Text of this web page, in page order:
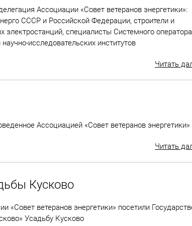
Ассоциации «Совет ветеранов энергетики»:
СССР и Российской Федерации, строители и
электростанций, специалисты Системного оператора
исследовательских институтов
Читать
Ассоциацией «Совет ветеранов энергетики»
Читать
Кусково
«Совет ветеранов энергетики» посетили
Усадьбу Кусково